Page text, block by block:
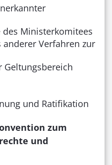
Ministerkomitees
anderer Verfahren zur
Geltungsbereich
und Ratifikation
zum
und